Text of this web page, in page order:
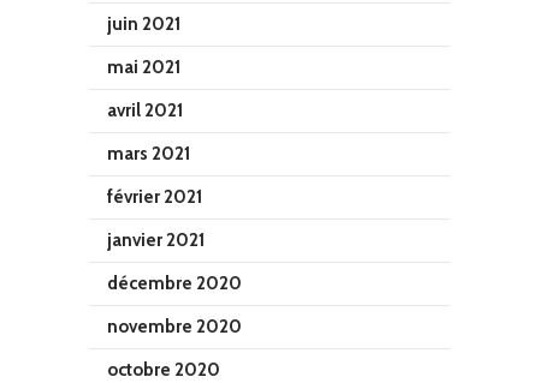
juin 2021
mai 2021
avril 2021
mars 2021
février 2021
janvier 2021
décembre 2020
novembre 2020
octobre 2020